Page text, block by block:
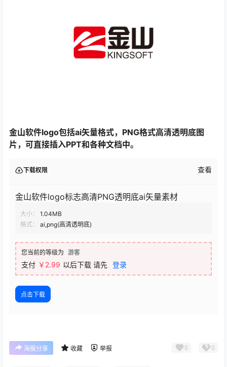
金山软件logo包括ai矢量格式，PNG格式高清透明底图
片，可直接插入PPT和各种文档中。
下载权限 查看
金山软件logo标志高清PNG透明底ai矢量素材
大小：
1.04MB
格式：
ai,png(高清透明底)
您当前的等级为 游客
支付 ￥ 2.99 以后下载 请先 登录
点击下载
海报分享 收藏 举报 0 0